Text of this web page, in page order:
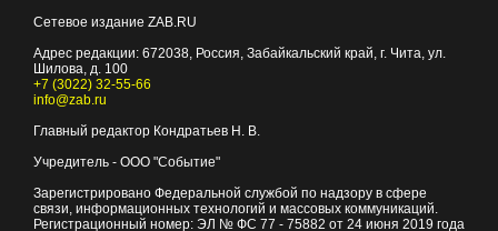
Сетевое издание ZAB.RU
Адрес редакции: 672038, Россия, Забайкальский край, г. Чита, ул.
Шилова, д. 100
+7 (3022) 32-55-66
info@zab.ru
Главный редактор Кондратьев Н. В.
Учредитель - ООО "Событие"
Зарегистрировано Федеральной службой по надзору в сфере
связи, информационных технологий и массовых коммуникаций.
Регистрационный номер: ЭЛ № ФС 77 - 75882 от 24 июня 2019 года